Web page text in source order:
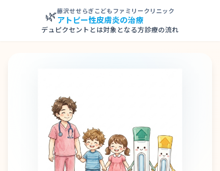
🌿藤沢せせらぎこどもファミリークリニック
アトピー性皮膚炎の治療
デュピクセントとは対象となる方診療の流れ